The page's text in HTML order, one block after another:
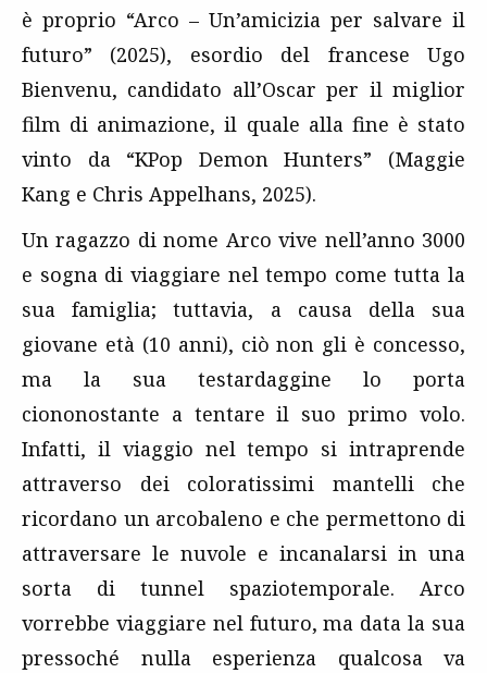
è proprio “Arco – Un’amicizia per salvare il
futuro” (2025), esordio del francese Ugo
Bienvenu, candidato all’Oscar per il miglior
film di animazione, il quale alla fine è stato
vinto da “KPop Demon Hunters” (Maggie
Kang e Chris Appelhans, 2025).
Un ragazzo di nome Arco vive nell’anno 3000
e sogna di viaggiare nel tempo come tutta la
sua famiglia; tuttavia, a causa della sua
giovane età (10 anni), ciò non gli è concesso,
ma la sua testardaggine lo porta
ciononostante a tentare il suo primo volo.
Infatti, il viaggio nel tempo si intraprende
attraverso dei coloratissimi mantelli che
ricordano un arcobaleno e che permettono di
attraversare le nuvole e incanalarsi in una
sorta di tunnel spaziotemporale. Arco
vorrebbe viaggiare nel futuro, ma data la sua
pressoché nulla esperienza qualcosa va